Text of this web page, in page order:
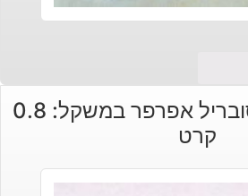
עין החתול קריסובריל אפרפר במשקל: 0.8
קרט